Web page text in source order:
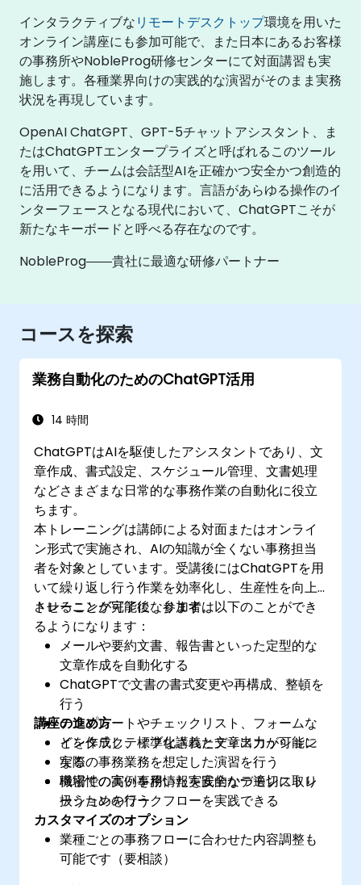
インタラクティブなリモートデスクトップ環境を用いた
オンライン講座にも参加可能で、また日本にあるお客様
の事務所やNobleProg研修センターにて対面講習も実
施します。各種業界向けの実践的な演習がそのまま実務
状況を再現しています。
OpenAI ChatGPT、GPT-5チャットアシスタント、ま
たはChatGPTエンタープライズと呼ばれるこのツール
を用いて、チームは会話型AIを正確かつ安全かつ創造的
に活用できるようになります。言語があらゆる操作のイ
ンターフェースとなる現代において、ChatGPTこそが
新たなキーボードと呼べる存在なのです。
NobleProg――貴社に最適な研修パートナー
コースを探索
業務自動化のためのChatGPT活用
14 時間
ChatGPTはAIを駆使したアシスタントであり、文
章作成、書式設定、スケジュール管理、文書処理
などさまざまな日常的な事務作業の自動化に役立
ちます。
本トレーニングは講師による対面またはオンライ
ン形式で実施され、AIの知識が全くない事務担当
者を対象としています。受講後にはChatGPTを用
いて繰り返し行う作業を効率化し、生産性を向上
させることが可能になります。
トレーニング完了後、参加者は以下のことができ
るようになります：
メールや要約文書、報告書といった定型的な
文章作成を自動化する
ChatGPTで文書の書式変更や再構成、整頓を
行う
テンプレートやチェックリスト、フォームな
どを作成し、標準化された文章出力が可能に
なる
機密性の高い事務情報を安全かつ適切に取り
扱うためのワークフローを実践できる
講座の進め方
インタラクティブな講義とディスカッション
実際の事務業務を想定した演習を行う
職場での実例を用いた実践的なデモンストレ
ーションを行う
カスタマイズのオプション
業種ごとの事務フローに合わせた内容調整も
可能です（要相談）